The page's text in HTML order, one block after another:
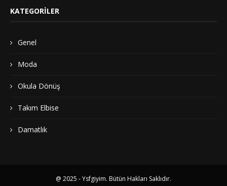
KATEGORILER
Genel
Moda
Okula Dönüş
Takım Elbise
Damatlık
@ 2025 - Ysfgiyim. Bütün Hakları Saklıdır.